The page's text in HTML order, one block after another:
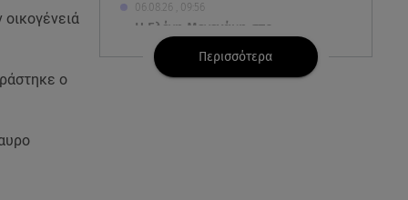
06.08.26 , 09:56
Η Ελένη Μενεγάκη στο
Φισκάρδο! Το look και η
βεντάλια που δεν αποχωρίστηκε
Περισσότερα
ο